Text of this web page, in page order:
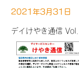
2021年3月31日
デイけやき通信